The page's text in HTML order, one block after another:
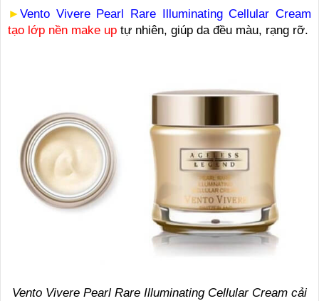
► Vento Vivere Pearl Rare Illuminating Cellular Cream
tạo lớp nền make up tự nhiên, giúp da đều màu, rạng rỡ.
Vento Vivere Pearl Rare Illuminating Cellular Cream cải